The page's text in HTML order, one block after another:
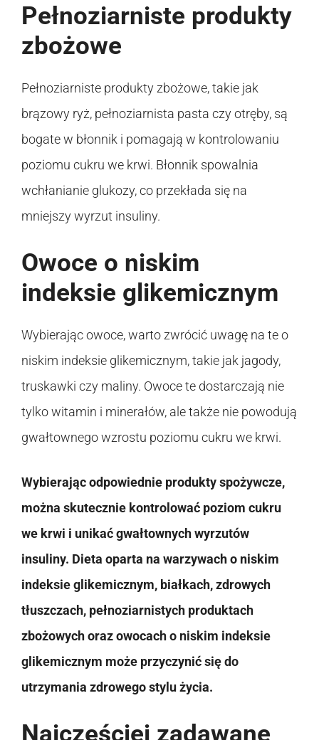
Pełnoziarniste produkty
zbożowe
Pełnoziarniste produkty zbożowe, takie jak
brązowy ryż, pełnoziarnista pasta czy otręby, są
bogate w błonnik i pomagają w kontrolowaniu
poziomu cukru we krwi. Błonnik spowalnia
wchłanianie glukozy, co przekłada się na
mniejszy wyrzut insuliny.
Owoce o niskim
indeksie glikemicznym
Wybierając owoce, warto zwrócić uwagę na te o
niskim indeksie glikemicznym, takie jak jagody,
truskawki czy maliny. Owoce te dostarczają nie
tylko witamin i minerałów, ale także nie powodują
gwałtownego wzrostu poziomu cukru we krwi.
Wybierając odpowiednie produkty spożywcze,
można skutecznie kontrolować poziom cukru
we krwi i unikać gwałtownych wyrzutów
insuliny. Dieta oparta na warzywach o niskim
indeksie glikemicznym, białkach, zdrowych
tłuszczach, pełnoziarnistych produktach
zbożowych oraz owocach o niskim indeksie
glikemicznym może przyczynić się do
utrzymania zdrowego stylu życia.
Najczęściej zadawane